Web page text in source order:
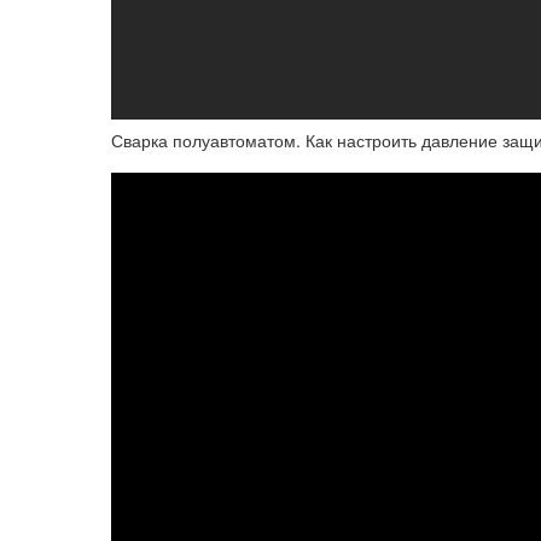
Сварка полуавтоматом. Как настроить давление